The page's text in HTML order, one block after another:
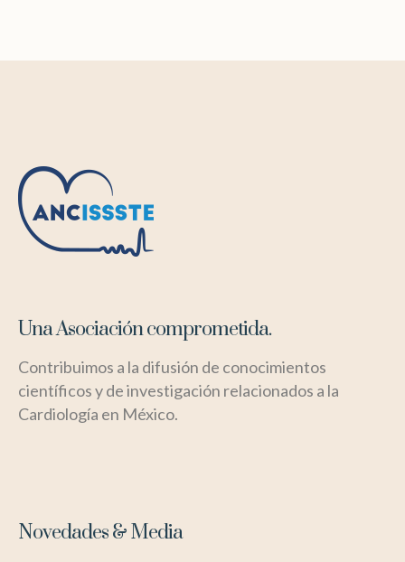
Una Asociación comprometida.
Contribuimos a la difusión de conocimientos
científicos y de investigación relacionados a la
Cardiología en México.
Novedades & Media